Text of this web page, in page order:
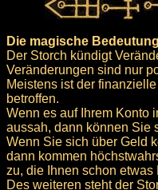
Die magische
Der Storch kündigt
Veränderungen sind nur
Meistens ist der
betroffen.
Wenn es auf Ihrem Konto
aussah, dann können Sie
Wenn Sie sich über Geld
dann kommen
zu, die Ihnen schon
Des weiteren steht der